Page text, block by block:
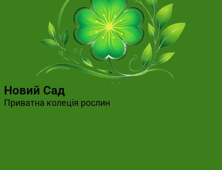
Новий Сад
Приватна колеція рослин